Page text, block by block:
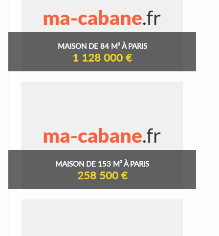
MAISON DE 84 M² À PARIS
1 128 000 €
MAISON DE 153 M² À PARIS
258 500 €